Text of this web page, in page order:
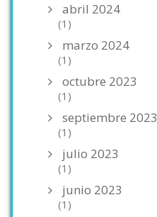
abril 2024
(1)
marzo 2024
(1)
octubre 2023
(1)
septiembre 2023
(1)
julio 2023
(1)
junio 2023
(1)